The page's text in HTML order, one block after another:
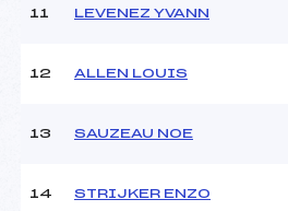
Traceur :
11 LEVENEZ YVANN
12 ALLEN LOUIS
13 SAUZEAU NOE
14 STRIJKER ENZO